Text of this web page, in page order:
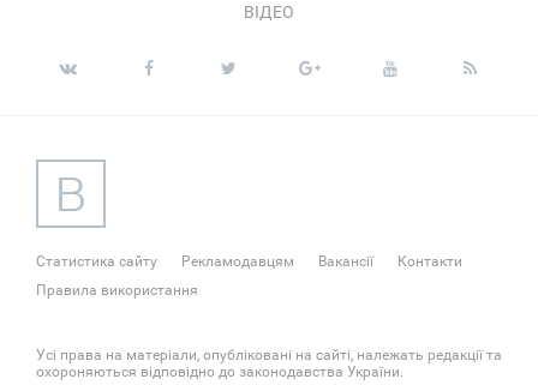
ВІДЕО
Статистика сайту Рекламодавцям Вакансії
Контакти
Правила використання
Усі права на матеріали, опубліковані на сайті, належать редакції та
охороняються відповідно до законодавства України.